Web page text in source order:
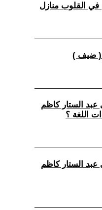
عبد الستار كاظم
اللغة ؟
عبد الستار كاظم